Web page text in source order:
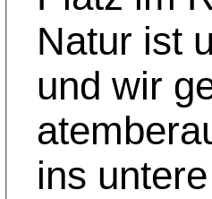
Natur ist
und wir
ins